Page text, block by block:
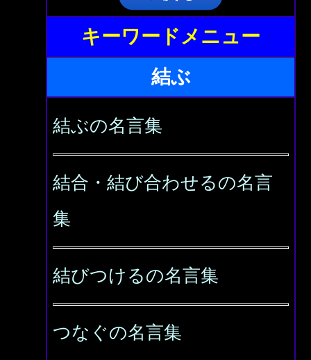
キーワードメニュー
結ぶ
結ぶの名言集
結合・結び合わせるの名言
集
結びつけるの名言集
つなぐの名言集